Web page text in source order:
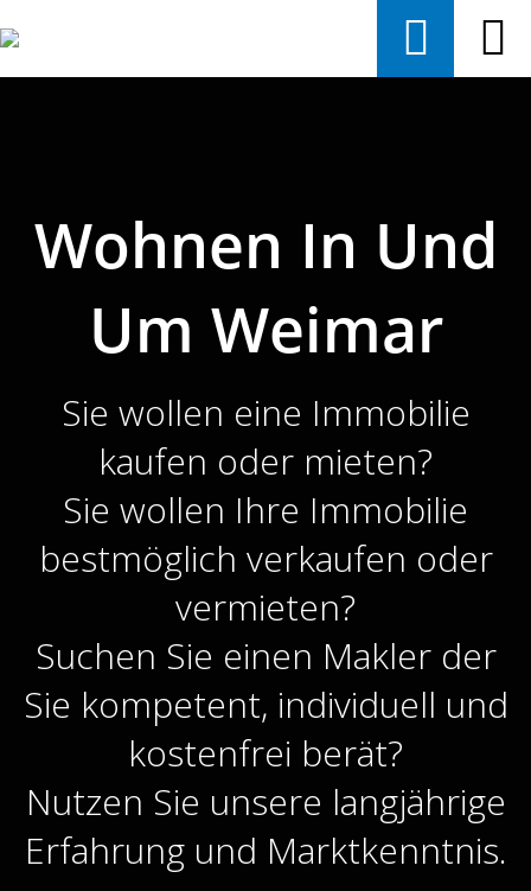
Wohnen In Und
Um Weimar
Sie wollen eine Immobilie
kaufen oder mieten?
Sie wollen Ihre Immobilie
bestmöglich verkaufen oder
vermieten?
Suchen Sie einen Makler der
Sie kompetent, individuell und
kostenfrei berät?
Nutzen Sie unsere langjährige
Erfahrung und Marktkenntnis.